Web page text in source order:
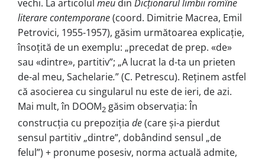
vechi. La articolul meu din Dicționarul limbii romîne
literare contemporane(coord. Dimitrie Macrea, Emil
Petrovici, 1955-1957), găsim următoarea explicație,
însoțită de un exemplu: „precedat de prep. «de»
sau «dintre», partitiv”; „A lucrat la d-ta un prieten
de-al meu, Sachelarie.” (C. Petrescu). Reținem astfel
că asocierea cu singularul nu este de ieri, de azi.
Mai mult, în DOOM2găsim observația: În
construcția cu prepoziția de(care și-a pierdut
sensul partitiv „dintre”, dobândind sensul „de
felul”) + pronume posesiv, norma actuală admite,